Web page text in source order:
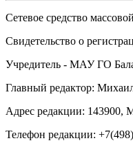
Сетевое средство
Свидетельство о
Учредитель - МАУ ГО
Главный редактор:
Адрес редакции: 143900,
Телефон редакции: